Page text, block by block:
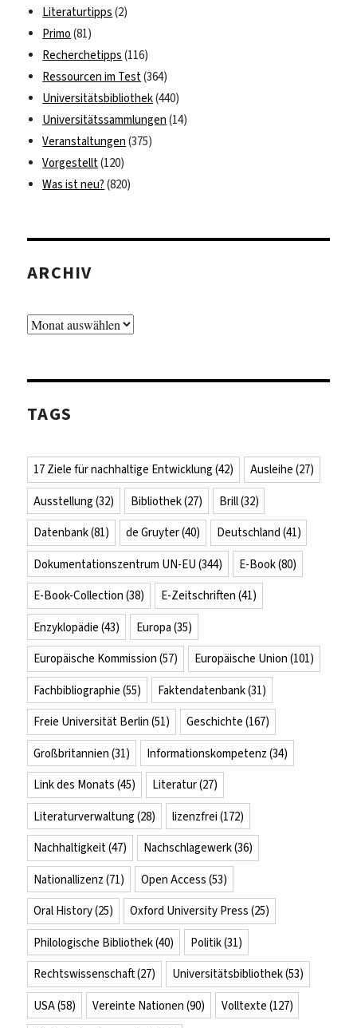
Literaturtipps (2)
Primo (81)
Recherchetipps (116)
Ressourcen im Test(364)
Universitätsbibliothek(440)
Universitätssammlungen (14)
Veranstaltungen (375)
Vorgestellt(120)
Was ist neu? (820)
ARCHIV
Archiv
TAGS
17 Ziele für nachhaltige Entwicklung (42) Ausleihe (27)
Ausstellung (32) Bibliothek(27) Brill(32)
Datenbank(81) de Gruyter(40) Deutschland (41)
Dokumentationszentrum UN-EU (344) E-Book(80)
E-Book-Collection (38) E-Zeitschriften (41)
Enzyklopädie (43) Europa (35)
Europäische Kommission (57) Europäische Union (101)
Fachbibliographie (55) Faktendatenbank(31)
Freie Universität Berlin (51) Geschichte (167)
Großbritannien (31) Informationskompetenz (34)
Link des Monats (45) Literatur(27)
Literaturverwaltung (28) lizenzfrei (172)
Nachhaltigkeit(47) Nachschlagewerk(36)
Nationallizenz (71) Open Access (53)
Oral History(25) Oxford University Press (25)
Philologische Bibliothek(40) Politik(31)
Rechtswissenschaft(27) Universitätsbibliothek(53)
USA(58) Vereinte Nationen (90) Volltexte (127)